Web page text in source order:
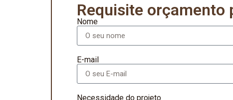
Requisite orçamento
Nome
E-mail
Necessidade do projeto